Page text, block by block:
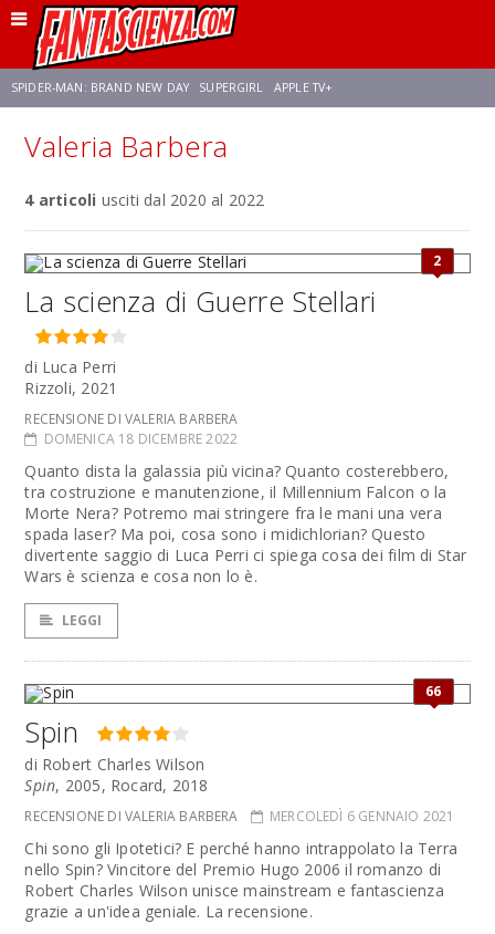
SPIDER-MAN: BRAND NEW DAY SUPERGIRL APPLE TV+
FRANCO RICCIARDIELLO ZENDAYA
Valeria Barbera
4 articoli usciti dal 2020 al 2022
2
La scienza di Guerre Stellari
di Luca Perri
Rizzoli, 2021
RECENSIONE DI VALERIA BARBERA
DOMENICA 18 DICEMBRE 2022
Quanto dista la galassia più vicina? Quanto costerebbero,
tra costruzione e manutenzione, il Millennium Falcon o la
Morte Nera? Potremo mai stringere fra le mani una vera
spada laser? Ma poi, cosa sono i midichlorian? Questo
divertente saggio di Luca Perri ci spiega cosa dei film di Star
Wars è scienza e cosa non lo è.
LEGGI
66
Spin
di Robert Charles Wilson
Spin, 2005, Rocard, 2018
RECENSIONE DI VALERIA BARBERA MERCOLEDÌ 6 GENNAIO 2021
Chi sono gli Ipotetici? E perché hanno intrappolato la Terra
nello Spin? Vincitore del Premio Hugo 2006 il romanzo di
Robert Charles Wilson unisce mainstream e fantascienza
grazie a un'idea geniale. La recensione.